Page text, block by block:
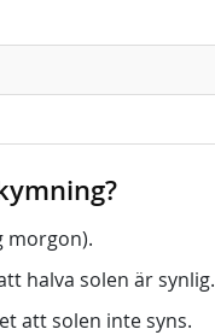
morgon).
halva solen är synlig.
att solen inte syns.